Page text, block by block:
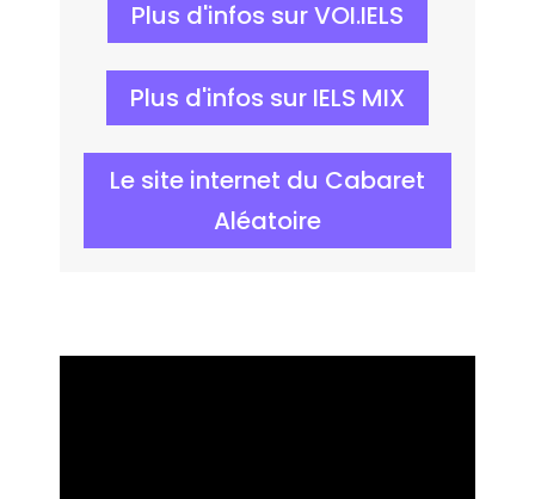
Plus d'infos sur VOI.IELS
Plus d'infos sur IELS MIX
Le site internet du Cabaret
Aléatoire